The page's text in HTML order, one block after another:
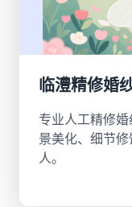
临澧精修婚
专业人工精修
景美化、细节
人。